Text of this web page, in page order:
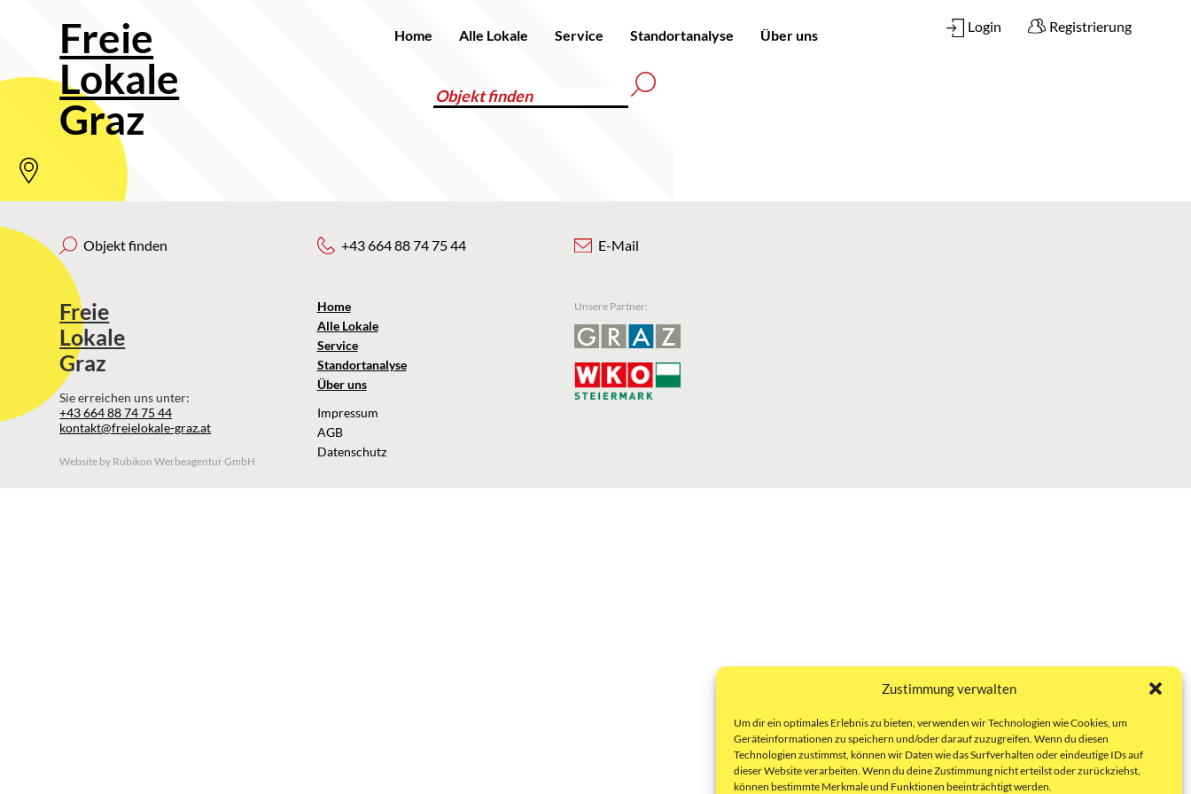
Zustimmung verwalten
Um dir ein optimales Erlebnis zu bieten, verwenden wir Technologien wie Cookies, um
Geräteinformationen zu speichern und/oder darauf zuzugreifen. Wenn du diesen
Technologien zustimmst, können wir Daten wie das Surfverhalten oder eindeutige IDs auf
dieser Website verarbeiten. Wenn du deine Zustimmung nicht erteilst oder zurückziehst,
können bestimmte Merkmale und Funktionen beeinträchtigt werden.
Freie
Lokale
Graz
Home Alle Lokale Service Standortanalyse Über uns
Login Registrierung
Objekt finden
Freie
Lokale
Graz
Sie erreichen uns unter:
+43 664 88 74 75 44
kontakt@freielokale-graz.at
Website by Rubikon Werbeagentur GmbH
+43 664 88 74 75 44
Home
Alle Lokale
Service
Standortanalyse
Über uns
Impressum
AGB
Datenschutz
E-Mail
Unsere Partner: